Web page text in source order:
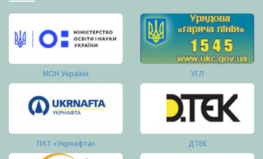
МОН України УГЛ
ПАТ «Укрнафта» ДТЕК